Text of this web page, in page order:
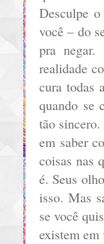
Desculpe
você – do
pra
realidade
cura todas
quando se
tão
em saber
coisas nas
é. Seus
isso. Mas
se você
existem em